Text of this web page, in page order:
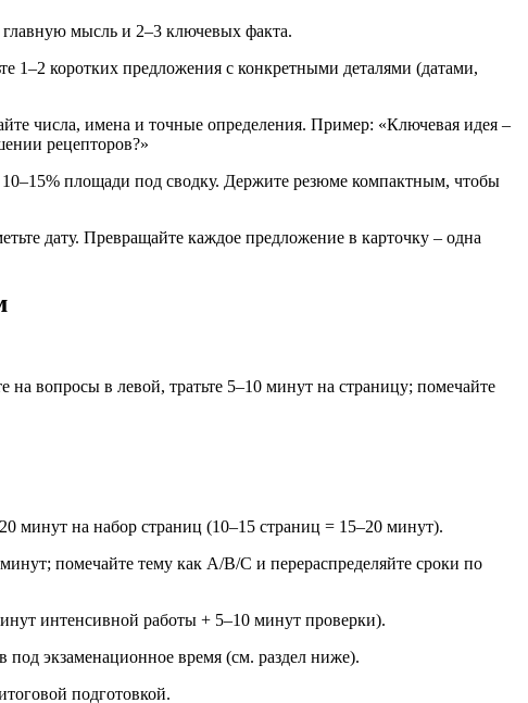
мысль и 2–3 ключевых факта.
1–2 коротких предложения с конкретными деталями (датами,
числа, имена и точные определения. Пример: «Ключевая идея –
рецепторов?»
площади под сводку. Держите резюме компактным, чтобы
дату. Превращайте каждое предложение в карточку – одна
вопросы в левой, тратьте 5–10 минут на страницу; помечайте
минут на набор страниц (10–15 страниц = 15–20 минут).
помечайте тему как A/B/C и перераспределяйте сроки по
интенсивной работы + 5–10 минут проверки).
под экзаменационное время (см. раздел ниже).
подготовкой.